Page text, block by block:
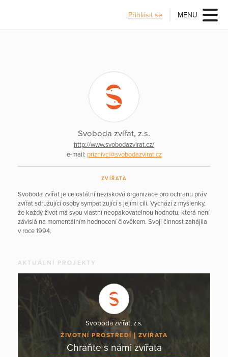
Přihlásit se MENU
Svoboda zvířat, z.s.
http://www.svobodazvirat.cz/
e-mail: priznivci@svobodazvirat.cz
ZVÍŘATA
Svoboda zvířat je celostátní nezisková organizace pro ochranu práv
zvířat sdružující osoby sympatizující s jejími cíli. Vychází z myšlenky,
že každý život má svou vlastní neopakovatelnou hodnotu, která není
závislá na momentálním hodnocení člověkem. Svoji činnost zahájila
v roce 1994.
AKTUÁLNÍ PROJEKTY
Svoboda zvířat, z.s.
ŽIVOTNÍ PROSTŘEDÍ ZVÍŘATA
Chraňte s námi zvířata